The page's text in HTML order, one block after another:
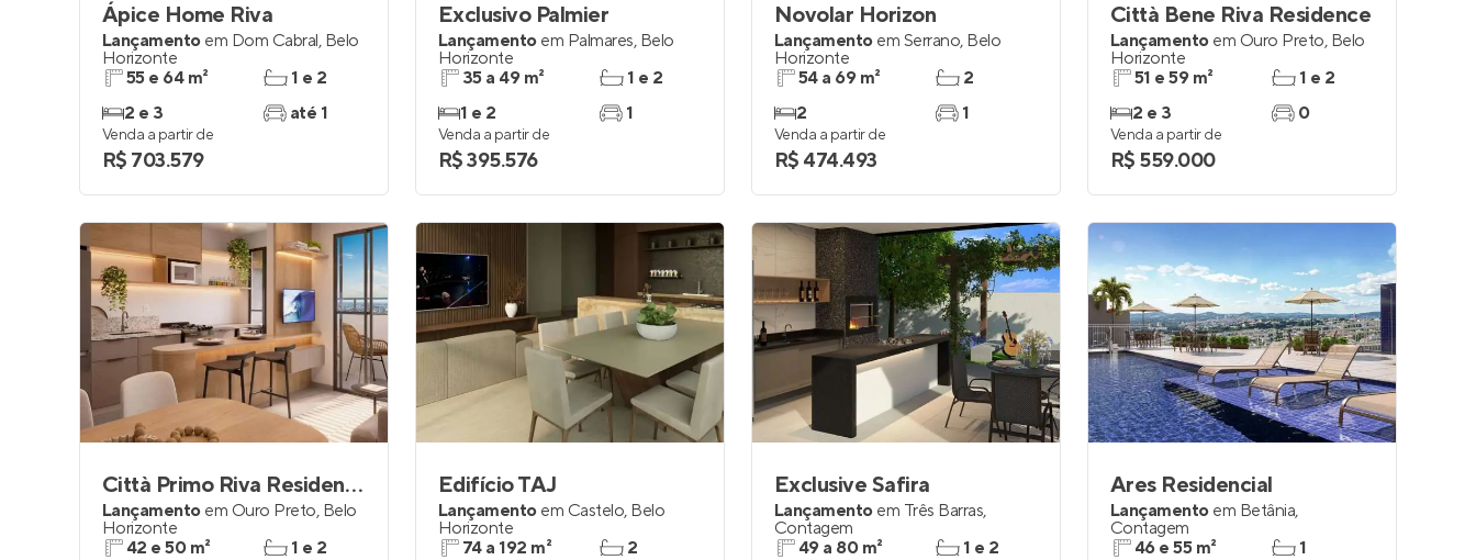
Ápice Home Riva
Lançamento em Dom Cabral, Belo
Horizonte
55 e 64 m²
2 e 3
1 e 2
até 1
Venda a partir de
R$ 703.579
Exclusivo Palmier
Lançamento em Palmares, Belo
Horizonte
35 a 49 m²
1 e 2
1 e 2
1
Venda a partir de
R$ 395.576
Novolar Horizon
Lançamento em Serrano, Belo
Horizonte
54 a 69 m²
2
2
1
Venda a partir de
R$ 474.493
Città Bene Riva Residence
Lançamento em Ouro Preto, Belo
Horizonte
51 e 59 m²
2 e 3
1 e 2
0
Venda a partir de
R$ 559.000
Città Primo Riva Residence
Lançamento em Ouro Preto, Belo
Horizonte
42 e 50 m²
1 e 2
Edifício TAJ
Lançamento em Castelo, Belo
Horizonte
74 a 192 m²
2
Exclusive Safira
Lançamento em Três Barras,
Contagem
49 a 80 m²
1 e 2
Ares Residencial
Lançamento em Betânia,
Contagem
46 e 55 m²
1